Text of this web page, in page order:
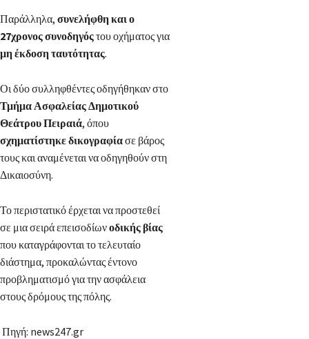
Παράλληλα, συνελήφθη και ο
27χρονος συνοδηγόςτου οχήματος για
μη έκδοση ταυτότητας.
Οι δύο συλληφθέντες οδηγήθηκαν στο
Τμήμα Ασφαλείας Δημοτικού
Θεάτρου Πειραιά, όπου
σχηματίστηκε δικογραφίασε βάρος
τους και αναμένεται να οδηγηθούν στη
Δικαιοσύνη.
Το περιστατικό έρχεται να προστεθεί
σε μια σειρά επεισοδίωνοδικής βίας
που καταγράφονται το τελευταίο
διάστημα, προκαλώντας έντονο
προβληματισμό για την ασφάλεια
στους δρόμους της πόλης.
Πηγή: news247.gr